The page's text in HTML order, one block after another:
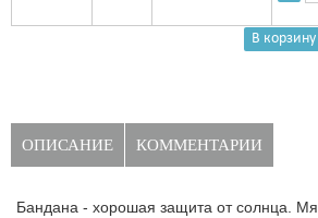
ОПИСАНИЕ КОММЕНТАРИИ
Бандана - хорошая защита от солнца.